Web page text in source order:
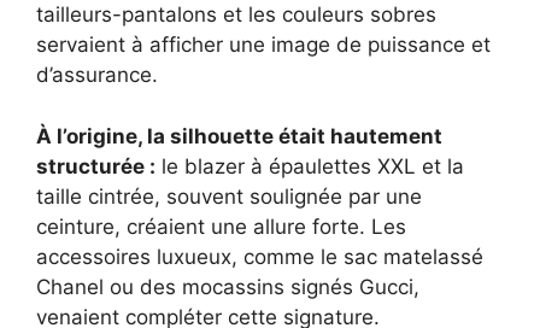
tailleurs-pantalons et les couleurs sobres
servaient à afficher une image de puissance et
d’assurance.
À l’origine, la silhouette était hautement
structurée : le blazer à épaulettes XXL et la
taille cintrée, souvent soulignée par une
ceinture, créaient une allure forte. Les
accessoires luxueux, comme le sac matelassé
Chanel ou des mocassins signés Gucci,
venaient compléter cette signature.